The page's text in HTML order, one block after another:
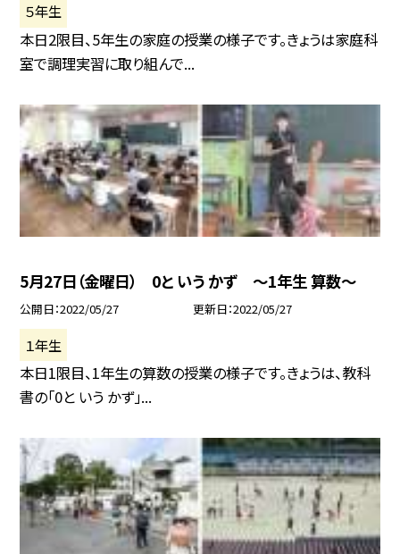
５年生
本日2限目、5年生の家庭の授業の様子です。きょうは家庭科
室で調理実習に取り組んで...
5月27日（金曜日） 0と いう かず 〜1年生 算数〜
公開日 2022/05/27 更新日 2022/05/27
１年生
本日1限目、1年生の算数の授業の様子です。きょうは、教科
書の「0と いう かず」...